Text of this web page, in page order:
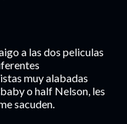
a las dos peliculas
muy alabadas
o half Nelson, les
sacuden.